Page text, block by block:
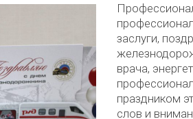
заслуги,
врача,
праздником
слов и